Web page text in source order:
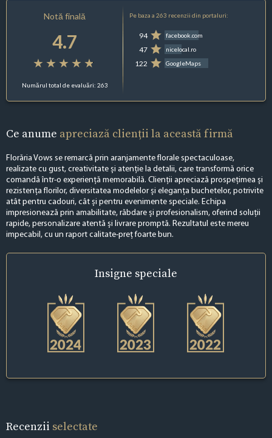
Notă finală
4.7
Numărul total de evaluări: 263
Pe baza a 263 recenzii din portaluri:
94 facebook.com
47 nicelocal.ro
122 GoogleMaps
Ce anume apreciază clienții la această firmă
Florăria Vows se remarcă prin aranjamente florale spectaculoase,
realizate cu gust, creativitate și atenție la detalii, care transformă orice
comandă într-o experiență memorabilă. Clienții apreciază prospețimea și
rezistența florilor, diversitatea modelelor și eleganța buchetelor, potrivite
atât pentru cadouri, cât și pentru evenimente speciale. Echipa
impresionează prin amabilitate, răbdare și profesionalism, oferind soluții
rapide, personalizare atentă și livrare promptă. Rezultatul este mereu
impecabil, cu un raport calitate-preț foarte bun.
Insigne speciale
Recenzii selectate